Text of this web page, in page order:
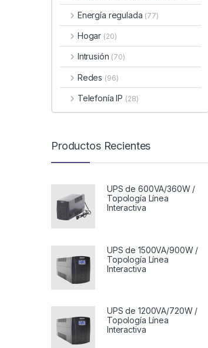
Energía regulada (77)
Hogar (20)
Intrusión (70)
Redes (96)
Telefonía IP (28)
Productos Recientes
UPS de 600VA/360W /
Topología Línea
Interactiva
UPS de 1500VA/900W /
Topología Línea
Interactiva
UPS de 1200VA/720W /
Topología Línea
Interactiva